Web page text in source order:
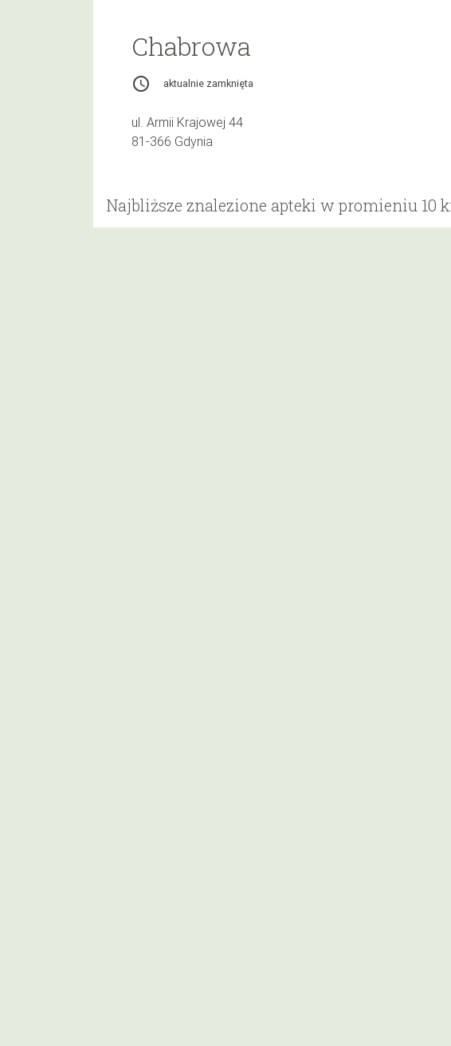
Chabrowa
access_time aktualnie zamknięta
ul. Armii Krajowej 44
81-366 Gdynia
Najbliższe znalezione apteki w promieniu 10